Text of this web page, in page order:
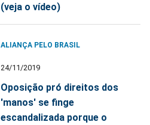
(veja o vídeo)
ALIANÇA PELO BRASIL
24/11/2019
Oposição pró direitos dos
'manos' se finge
escandalizada porque o